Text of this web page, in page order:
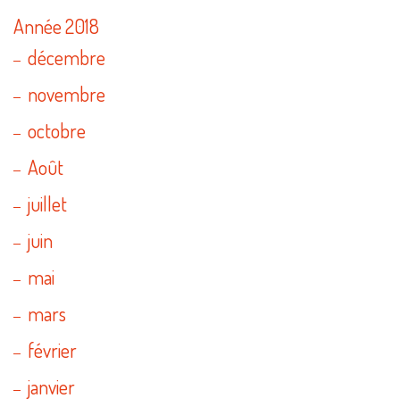
Année 2018
décembre
novembre
octobre
Août
juillet
juin
mai
mars
février
janvier